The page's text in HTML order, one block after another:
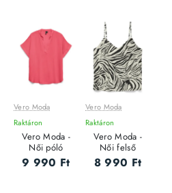
Vero Moda
Raktáron
Vero Moda -
Női póló
9 990 Ft
Vero Moda
Raktáron
Vero Moda -
Női felső
8 990 Ft